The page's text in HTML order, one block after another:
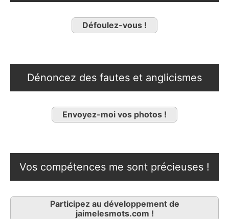
Défoulez-vous !
Dénoncez des fautes et anglicismes
Envoyez-moi vos photos !
Vos compétences me sont précieuses !
Participez au développement de
jaimelesmots.com !